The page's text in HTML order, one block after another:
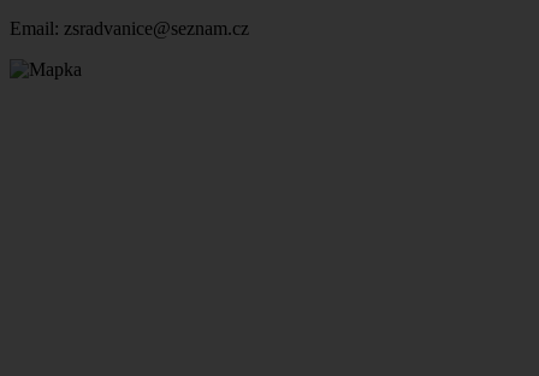
Email: zsradvanice@seznam.cz